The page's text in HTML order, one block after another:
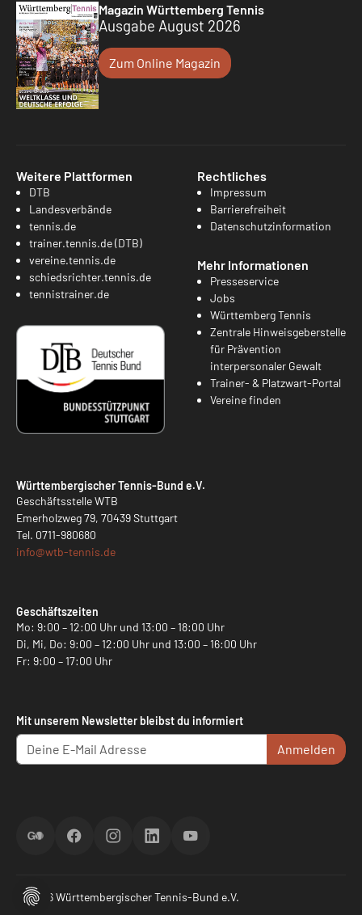
Magazin Württemberg Tennis
Ausgabe August 2026
Zum Online Magazin
Weitere Plattformen
DTB
Landesverbände
tennis.de
trainer.tennis.de (DTB)
vereine.tennis.de
schiedsrichter.tennis.de
tennistrainer.de
Rechtliches
Impressum
Barrierefreiheit
Datenschutzinformation
Mehr Informationen
Presseservice
Jobs
Württemberg Tennis
Zentrale Hinweisgeberstelle
für Prävention
interpersonaler Gewalt
Trainer- & Platzwart-Portal
Vereine finden
Württembergischer Tennis-Bund e.V.
Geschäftsstelle WTB
Emerholzweg 79, 70439 Stuttgart
Tel. 0711-980680
info@wtb-tennis.de
Geschäftszeiten
Mo: 9:00 – 12:00 Uhr und 13:00 – 18:00 Uhr
Di, Mi, Do: 9:00 – 12:00 Uhr und 13:00 – 16:00 Uhr
Fr: 9:00 – 17:00 Uhr
Mit unserem Newsletter bleibst du informiert
Anmelden
ScoreGOFacebookInstagramLinkedInYouTube
© 2026 Württembergischer Tennis-Bund e.V.